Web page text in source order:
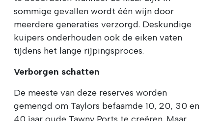
sommige gevallen wordt één wijn door
meerdere generaties verzorgd. Deskundige
kuipers onderhouden ook de eiken vaten
tijdens het lange rijpingsproces.
Verborgen schatten
De meeste van deze reserves worden
gemengd om Taylors befaamde 10, 20, 30 en